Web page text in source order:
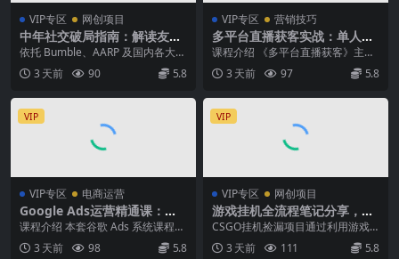
VIP专区 网创项目
中年社交破局指南：解读友谊
衰退数据，理清35岁后难交真
依托 Bumble、AARP 及国内各大社
交平台真实调研数据，围绕当下 “友
谊衰...3 天前 90 5.8
VIP专区 营销技巧
多平台直播获客实战：单人多
账号同步开播，一份时间撬动
课程介绍 《多平台直播获客》主打
一份时间赚取多渠道流量，全程聚
焦落地实操，解决单...
3 天前 97 5.8
VIP
VIP专区 电商运营
Google Ads运营精通课：系
统拆解投放全流程，优化账户
提升广告投产回报率
课程介绍 本套谷歌 Ads 系统课程是
一套完整的海外广告运营学习体
系，从底层运行...
3 天前 98 5.8
VIP
VIP专区 网创项目
游戏挂机全流程笔记分享，CS
GO游戏搬砖，小白看了当天
学会见收益
CSGO挂机捡漏项目通过利用游戏
饰品交易机制，结合薄凉软件辅助
捡漏，实现盈利。 ...
3 天前 111 5.8